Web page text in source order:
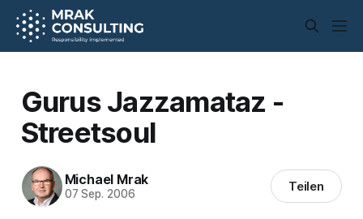
Gurus Jazzamataz -
Streetsoul
Michael Mrak
07 Sep. 2006 Teilen